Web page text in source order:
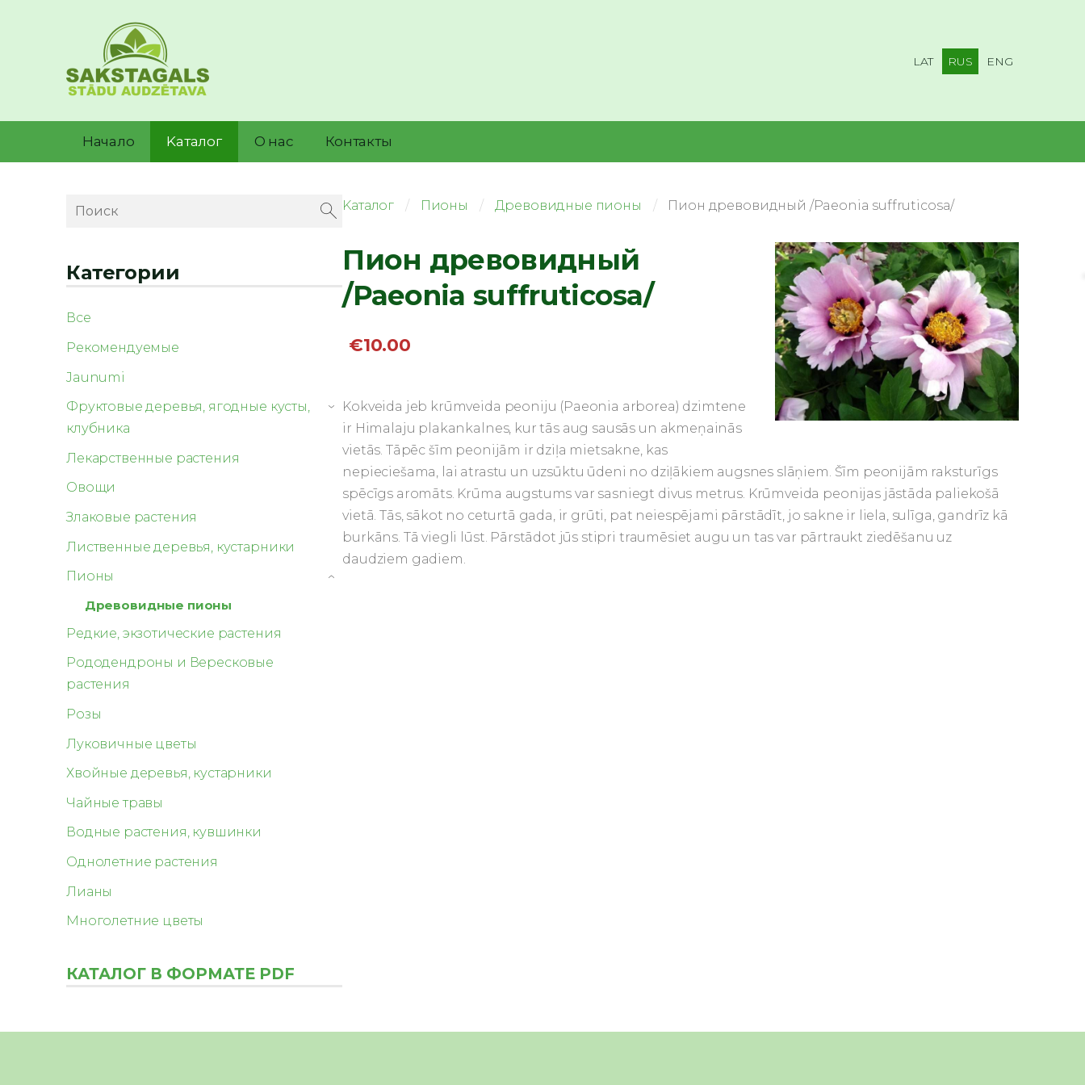
LAT RUS ENG
Начало Kаталог О нас Контакты
Категории
Все
Рекомендуемые
Jaunumi
Фруктовые деревья, ягодные кусты,
клубника
›
Лекарственные растения
Овощи
Злаковые растения
Лиственные деревья, кустарники
Пионы
Древовидные пионы
›
Редкие, экзотические растения
Рододендроны и Вересковые
растения
Розы
Луковичные цветы
Хвойные деревья, кустарники
Чайные травы
Водные растения, кувшинки
Однолетние растения
Лианы
Многолетние цветы
КАТАЛОГ В ФОРМАТЕ PDF
Kаталог Пионы Древовидные пионы Пион древовидный /Paeonia suffruticosa/
Пион древовидный
/Paeonia suffruticosa/
€10.00
Kokveida jeb krūmveida peoniju (Paeonia arborea) dzimtene
ir Himalaju plakankalnes, kur tās aug sausās un akmeņainās
vietās. Tāpēc šīm peonijām ir dziļa mietsakne, kas
nepieciešama, lai atrastu un uzsūktu ūdeni no dziļākiem augsnes slāņiem. Šīm peonijām raksturīgs
spēcīgs aromāts. Krūma augstums var sasniegt divus metrus. Krūmveida peonijas jāstāda paliekošā
vietā. Tās, sākot no ceturtā gada, ir grūti, pat neiespējami pārstādīt, jo sakne ir liela, sulīga, gandrīz kā
burkāns. Tā viegli lūst. Pārstādot jūs stipri traumēsiet augu un tas var pārtraukt ziedēšanu uz
daudziem gadiem.